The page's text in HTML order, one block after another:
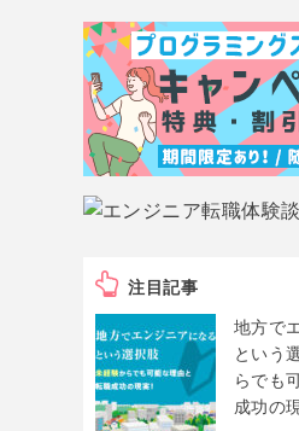
注目記事
地方で
という
らでも
成功の